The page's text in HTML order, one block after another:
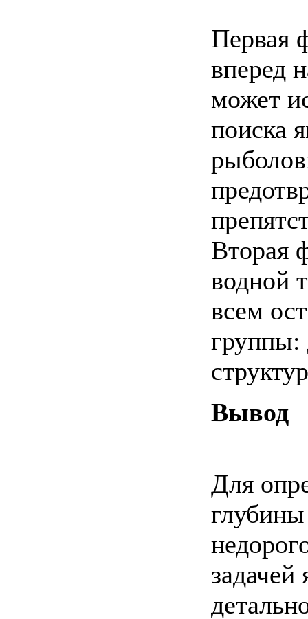
Первая
вперед
может
поиска
Вторая
водной
всем
группы:
Вывод
Для
глубины